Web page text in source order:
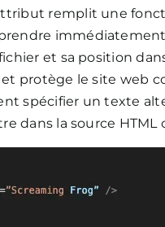
remplit une
et sa position
et protège le site web
spécifier un texte
dans la source